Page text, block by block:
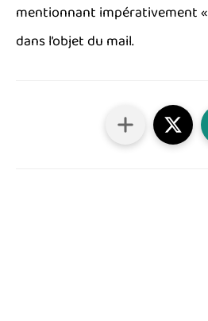
mentionnant impérativement «
dans l’objet du mail.